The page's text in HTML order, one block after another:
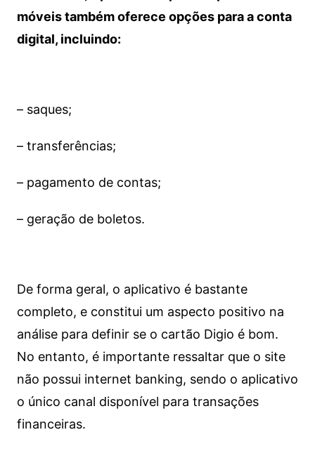
móveis também oferece opções para a conta
digital, incluindo:
– saques;
– transferências;
– pagamento de contas;
– geração de boletos.
De forma geral, o aplicativo é bastante
completo, e constitui um aspecto positivo na
análise para definir se o cartão Digio é bom.
No entanto, é importante ressaltar que o site
não possui internet banking, sendo o aplicativo
o único canal disponível para transações
financeiras.